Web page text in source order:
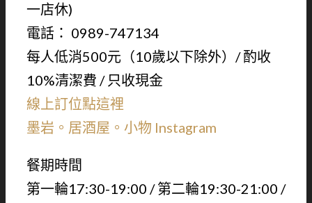
一店休)
電話： 0989-747134
每人低消500元（10歲以下除外）/ 酌收
10%清潔費 / 只收現金
線上訂位點這裡
墨岩。居酒屋。小物 Instagram
餐期時間
第一輪17:30-19:00 / 第二輪19:30-21:00 /